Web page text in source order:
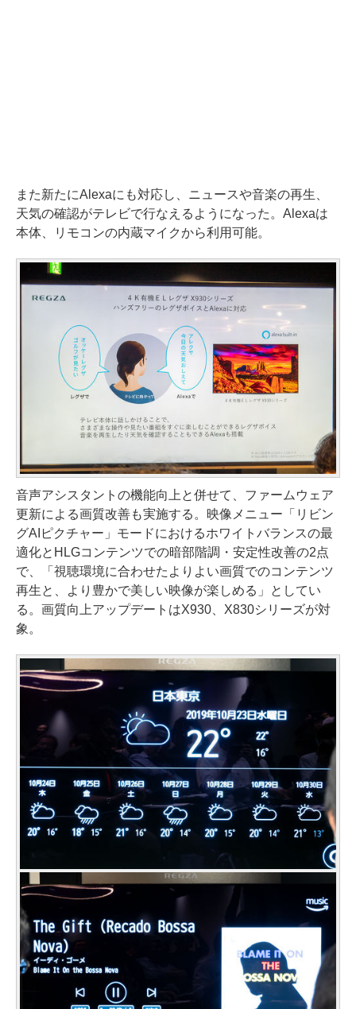
また新たにAlexaにも対応し、ニュースや音楽の再生、
天気の確認がテレビで行なえるようになった。Alexaは
本体、リモコンの内蔵マイクから利用可能。
音声アシスタントの機能向上と併せて、ファームウェア
更新による画質改善も実施する。映像メニュー「リビン
グAIピクチャー」モードにおけるホワイトバランスの最
適化とHLGコンテンツでの暗部階調・安定性改善の2点
で、「視聴環境に合わせたよりよい画質でのコンテンツ
再生と、より豊かで美しい映像が楽しめる」としてい
る。画質向上アップデートはX930、X830シリーズが対
象。